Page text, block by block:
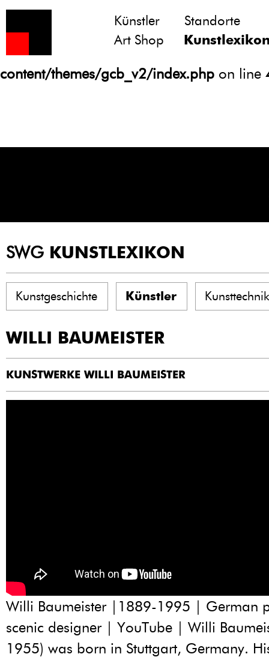
Notice
: Undefined variable: atts in
/homepages/21/d13550920/htdocs/
content/themes/gcb_v2/index.php on line
Künstler
Standorte
Art Shop
SWG KUNSTLEXIKON
Kunstgeschichte Künstler
WILLI BAUMEISTER
KUNSTWERKE WILLI BAUMEISTER
Willi Baumeister |1889-1995 | German
scenic designer | YouTube | Willi
1955) was born in Stuttgart, Germany.